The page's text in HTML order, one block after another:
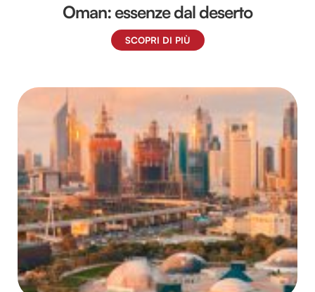
Oman: essenze dal deserto
SCOPRI DI PIÙ